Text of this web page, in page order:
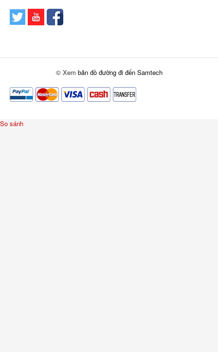
© Xem bản đồ đường đi đến Samtech
So sánh